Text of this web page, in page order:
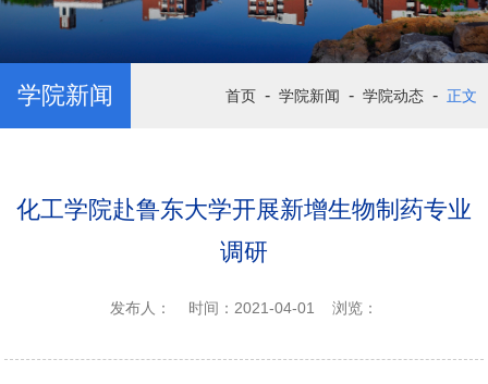
学院新闻 首页 - 学院新闻 - 学院动态 - 正文
化工学院赴鲁东大学开展新增生物制药专业
调研
发布人： 时间：2021-04-01 浏览：